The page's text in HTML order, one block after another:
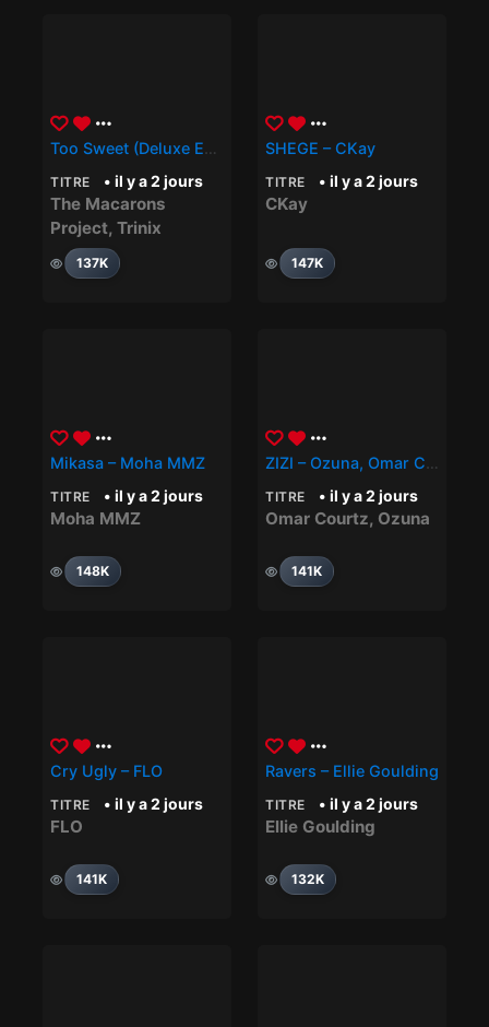
Too Sweet (Deluxe Edit) – Trinix, The Macarons Project
TITRE • il y a 2 jours
The Macarons
Project, Trinix
137K
SHEGE – CKay
TITRE • il y a 2 jours
CKay
147K
Mikasa – Moha MMZ
TITRE • il y a 2 jours
Moha MMZ
148K
ZIZI – Ozuna, Omar Courtz
TITRE • il y a 2 jours
Omar Courtz, Ozuna
141K
Cry Ugly – FLO
TITRE • il y a 2 jours
FLO
141K
Ravers – Ellie Goulding
TITRE • il y a 2 jours
Ellie Goulding
132K